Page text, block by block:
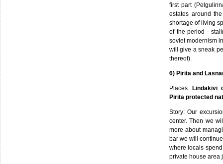
first part
estates around
shortage of living
of the period -
soviet modernism
will give a sneak
thereof).
6) Pirita and
Places: Lindakivi
Pirita protected
Story: Our
center. Then we
more about
bar we will
where locals
private house area